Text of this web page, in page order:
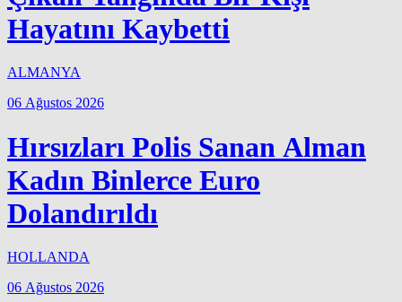
Hayatını Kaybetti
ALMANYA
06 Ağustos 2026
Hırsızları Polis Sanan Alman
Kadın Binlerce Euro
Dolandırıldı
HOLLANDA
06 Ağustos 2026